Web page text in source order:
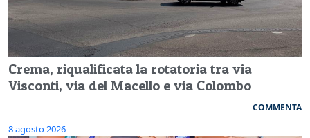
Crema, riqualificata la rotatoria tra via
Visconti, via del Macello e via Colombo
COMMENTA
8 agosto 2026